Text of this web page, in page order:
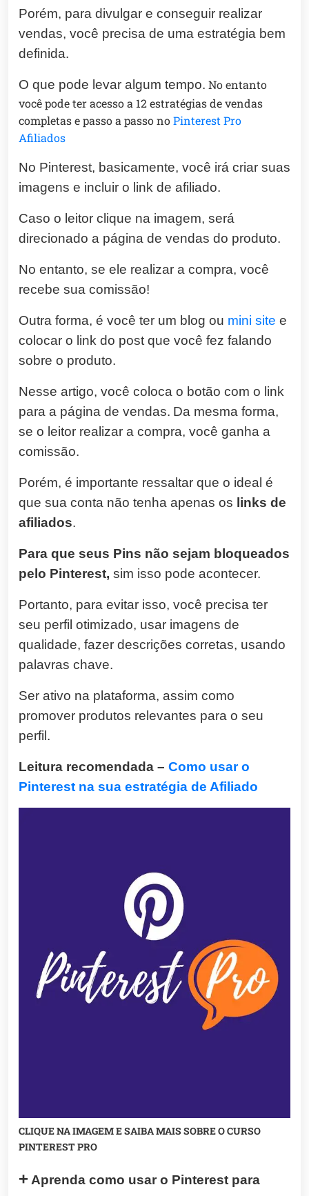
Porém, para divulgar e conseguir realizar
vendas, você precisa de uma estratégia bem
definida.
O que pode levar algum tempo. No entanto
você pode ter acesso a 12 estratégias de vendas
completas e passo a passo noPinterest Pro
Afiliados
No Pinterest, basicamente, você irá criar suas
imagens e incluir o link de afiliado.
Caso o leitor clique na imagem, será
direcionado a página de vendas do produto.
No entanto, se ele realizar a compra, você
recebe sua comissão!
Outra forma, é você ter um blog ou mini site e
colocar o link do post que você fez falando
sobre o produto.
Nesse artigo, você coloca o botão com o link
para a página de vendas. Da mesma forma,
se o leitor realizar a compra, você ganha a
comissão.
Porém, é importante ressaltar que o ideal é
que sua conta não tenha apenas os links de
afiliados.
Para que seus Pins não sejam bloqueados
pelo Pinterest, sim isso pode acontecer.
Portanto, para evitar isso, você precisa ter
seu perfil otimizado, usar imagens de
qualidade, fazer descrições corretas, usando
palavras chave.
Ser ativo na plataforma, assim como
promover produtos relevantes para o seu
perfil.
Leitura recomendada – Como usar o
Pinterest na sua estratégia de Afiliado
CLIQUE NA IMAGEM E SAIBA MAIS SOBRE O CURSO
PINTEREST PRO
+ Aprenda como usar o Pinterest para